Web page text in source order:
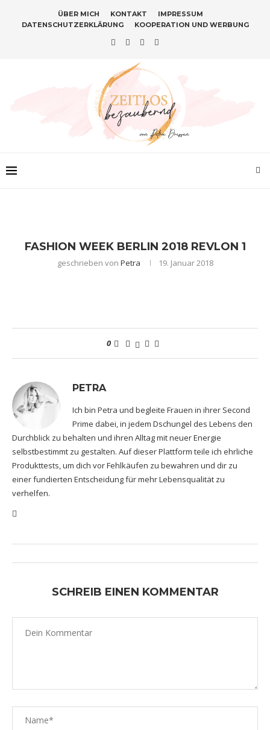
ÜBER MICH KONTAKT
IMPRESSUM
DATENSCHUTZERKLÄRUNG
KOOPERATION UND WERBUNG
FASHION WEEK BERLIN 2018 REVLON 1
geschrieben von Petra 19. Januar 2018
0
PETRA
Ich bin Petra und begleite Frauen in ihrer Second
Prime dabei, in jedem Dschungel des Lebens den
Durchblick zu behalten und ihren Alltag mit neuer Energie
selbstbestimmt zu gestalten. Auf dieser Plattform teile ich ehrliche
Produkttests, um dich vor Fehlkäufen zu bewahren und dir zu
einer fundierten Entscheidung für mehr Lebensqualität zu
verhelfen.
SCHREIB EINEN KOMMENTAR